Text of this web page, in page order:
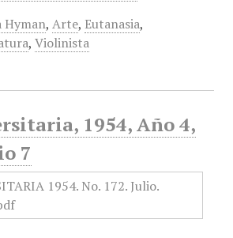
, Arte, Eutanasia,
, Violinista
1954, Año 4,
7